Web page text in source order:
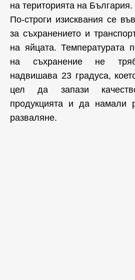
на територията на България.
По-строги изисквания се
за съхранението и
на яйцата. Температурата
на съхранение не
надвишава 23 градуса,
цел да запази
продукцията и да намали
разваляне.